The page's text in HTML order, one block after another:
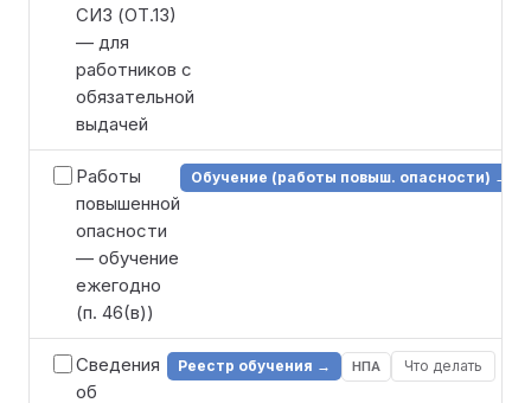
СИЗ (ОТ.13)
— для
работников с
обязательной
выдачей
Работы
повышенной
опасности
— обучение
ежегодно
(п. 46(в))
Обучение (работы повыш. опасности) →
Сведения
об
Реестр обучения → НПА Что делать